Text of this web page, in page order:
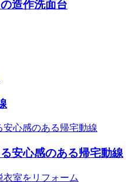
造作洗面台
安心感のある帰宅動線